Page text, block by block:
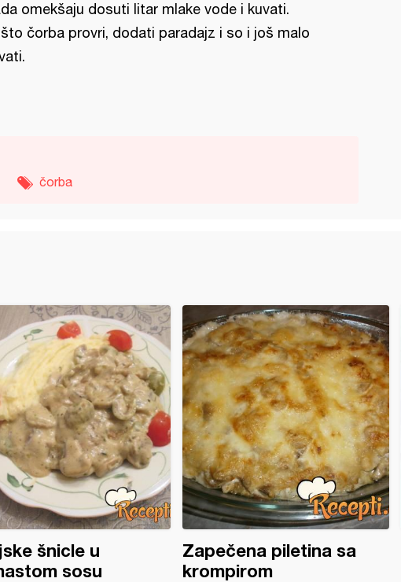
omekšaju dosuti litar mlake vode i kuvati.
čorba provri, dodati paradajz i so i još malo
čorba
šnicle u
sosu
Zapečena piletina sa
krompirom